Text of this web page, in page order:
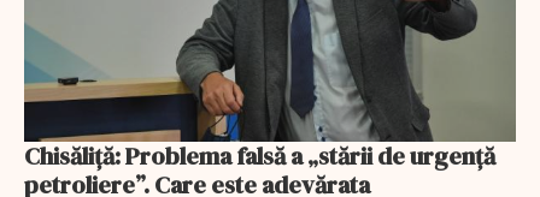
Chisăliță: Problema falsă a „stării de urgență
petroliere”. Care este adevărata